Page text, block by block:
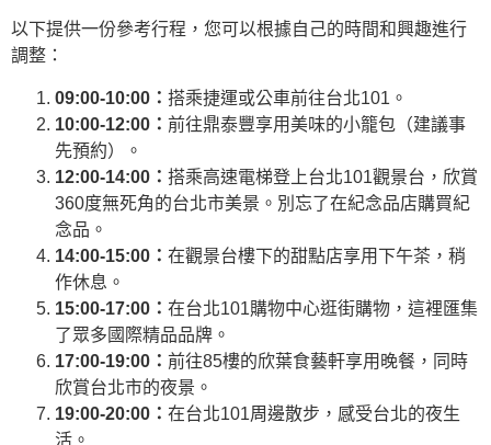
以下提供一份參考行程，您可以根據自己的時間和興趣進行
調整：
09:00-10:00： 搭乘捷運或公車前往台北101。
10:00-12:00： 前往鼎泰豐享用美味的小籠包（建議事
先預約）。
12:00-14:00： 搭乘高速電梯登上台北101觀景台，欣賞
360度無死角的台北市美景。別忘了在紀念品店購買紀
念品。
14:00-15:00： 在觀景台樓下的甜點店享用下午茶，稍
作休息。
15:00-17:00： 在台北101購物中心逛街購物，這裡匯集
了眾多國際精品品牌。
17:00-19:00： 前往85樓的欣葉食藝軒享用晚餐，同時
欣賞台北市的夜景。
19:00-20:00： 在台北101周邊散步，感受台北的夜生
活。